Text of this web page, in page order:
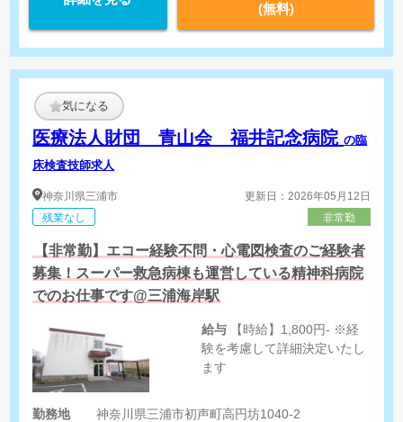
(無料)
気になる
医療法人財団 青山会 福井記念病院の臨
床検査技師求人
神奈川県三浦市
残業なし
更新日：2026年05月12日
非常勤
【非常勤】エコー経験不問・心電図検査のご経験者
募集！スーパー救急病棟も運営している精神科病院
でのお仕事です@三浦海岸駅
給与
験を考慮して詳細決定いたし
ます
勤務地
神奈川県三浦市初声町高円坊1040-2